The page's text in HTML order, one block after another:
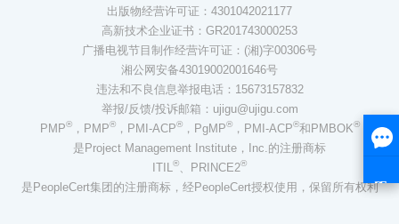
出版物经营许可证：4301042021177
高新技术企业证书：GR201743000253
广播电视节目制作经营许可证：(湘)字00306号
湘公网安备43019002001646号
违法和不良信息举报电话：15673157832
举报/反馈/投诉邮箱：ujigu@ujigu.com
PMP®，PMP®，PMI-ACP®，PgMP®，PMI-ACP®和PMBOK®
是Project Management Institute，Inc.的注册商标
ITIL®、PRINCE2®
是PeopleCert集团的注册商标，经PeopleCert授权使用，保留所有权利